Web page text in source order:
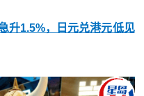
升1.5%，日元兑港元低见